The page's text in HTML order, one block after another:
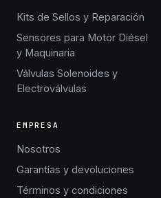
Kits de Sellos y Reparación
Sensores para Motor Diésel
y Maquinaria
Válvulas Solenoides y
Electroválvulas
EMPRESA
Nosotros
Garantías y devoluciones
Términos y condiciones